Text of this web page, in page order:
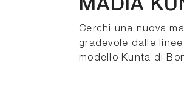
MADIA
Cerchi una nuova
gradevole dalle
modello Kunta di